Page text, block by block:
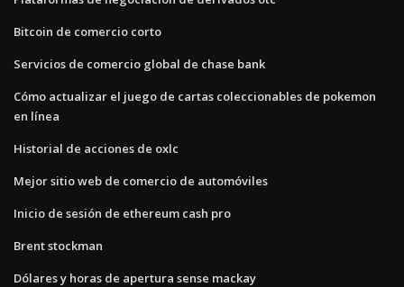
Bitcoin de comercio corto
Servicios de comercio global de chase bank
Cómo actualizar el juego de cartas coleccionables de pokemon
en línea
Historial de acciones de oxlc
Mejor sitio web de comercio de automóviles
Inicio de sesión de ethereum cash pro
Brent stockman
Dólares y horas de apertura sense mackay